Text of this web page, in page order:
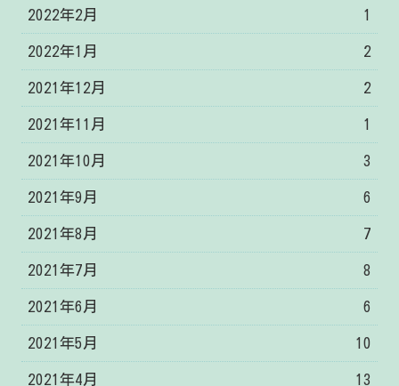
2022年2月 1
2022年1月 2
2021年12月 2
2021年11月 1
2021年10月 3
2021年9月 6
2021年8月 7
2021年7月 8
2021年6月 6
2021年5月 10
2021年4月 13